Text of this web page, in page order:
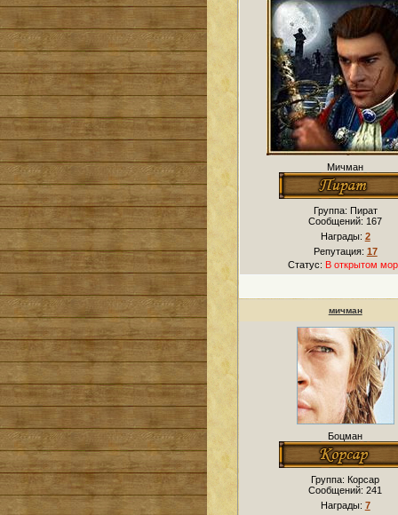
Мичман
Группа: Пират
Сообщений: 167
Награды: 2
Репутация: 17
Статус: В открытом
мичман
Боцман
Группа: Корсар
Сообщений:241
Награды: 7